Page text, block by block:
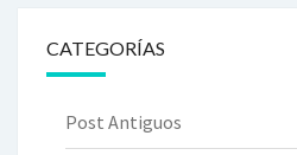
CATEGORÍAS
Post Antiguos